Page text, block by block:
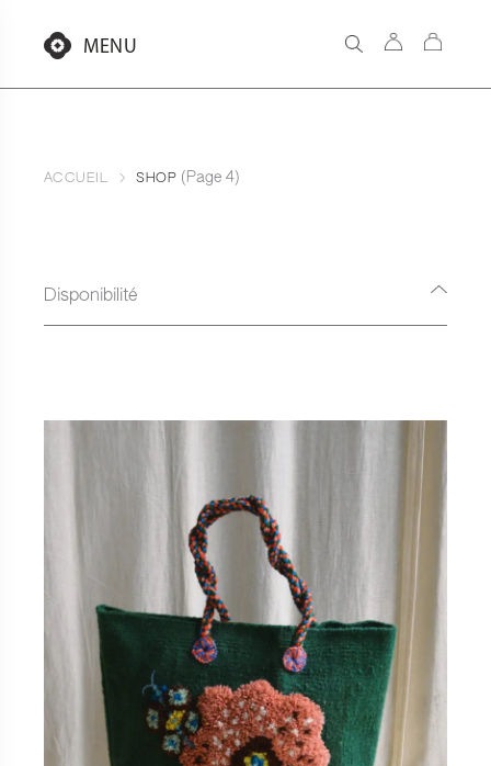
contenu
MENU
ACCUEIL SHOP (Page 4)
Disponibilité